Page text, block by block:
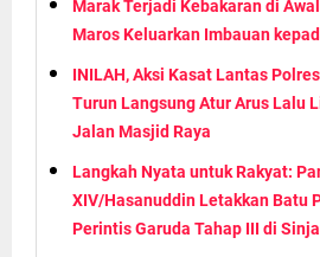
Marak Terjadi Kebakaran di
Maros Keluarkan Imbauan
INILAH, Aksi Kasat Lantas
Turun Langsung Atur Arus Lalu
Jalan Masjid Raya
Langkah Nyata untuk Rakyat:
XIV/Hasanuddin Letakkan Batu
Perintis Garuda Tahap III di